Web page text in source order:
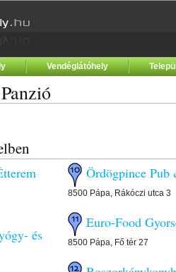
Vendéglátóhely
és
Ördögpince
8500 Pápa, Rákóczi utca 3
Euro-Food
8500 Pápa, Fő tér 27